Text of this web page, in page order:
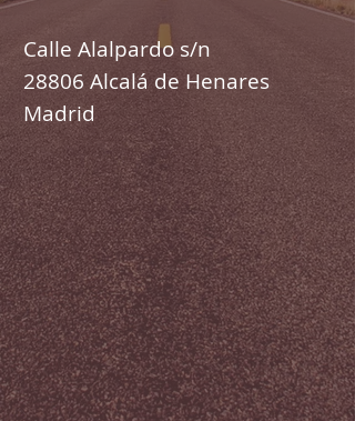
Calle Alalpardo s/n
28806 Alcalá de Henares
Madrid